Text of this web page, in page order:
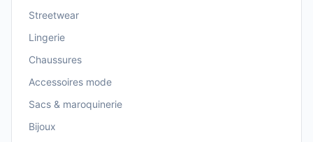
Streetwear
Lingerie
Chaussures
Accessoires mode
Sacs & maroquinerie
Bijoux